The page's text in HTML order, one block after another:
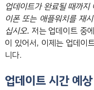
업데이트가 완료될 때까
이폰 또는 애플워치를 재
십시오. 저는 업데이트 중
이 있어서, 이제는 업데이
니다.
업데이트 시간 예상